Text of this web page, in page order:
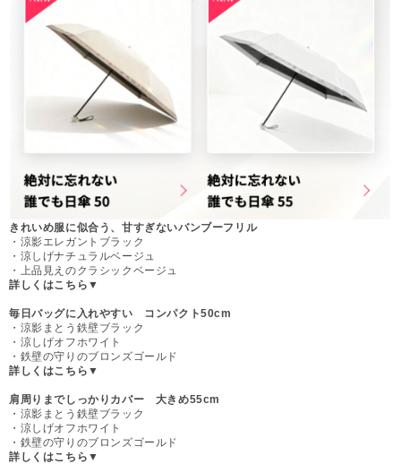
きれいめ服に似合う、甘すぎないバンブーフリル
・涼影エレガントブラック
・涼しげナチュラルベージュ
・上品見えのクラシックベージュ
詳しくはこちら▼
毎日バッグに入れやすい コンパクト50cm
・涼影まとう鉄壁ブラック
・涼しげオフホワイト
・鉄壁の守りのブロンズゴールド
詳しくはこちら▼
肩周りまでしっかりカバー 大きめ55cm
・涼影まとう鉄壁ブラック
・涼しげオフホワイト
・鉄壁の守りのブロンズゴールド
詳しくはこちら▼